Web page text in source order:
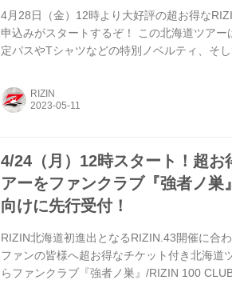
4月28日（金）12時より大好評の超お得な
申込みがスタートするぞ！ この北海道ツア
定パスやTシャツなどの特別ノベルティ、そ
海道ツアーは限定140名のみ予約可能となっ
う！ 【5/11更新】斎藤裕が北海道ツアーアン
RIZIN
4/24（月）12時スタート！超お
アーをファンクラブ『強者ノ
向けに先行受付！
RIZIN北海道初進出となるRIZIN.43開催に合
ファンの皆様へ超お得なチケット付き北海道
らファンクラブ『強者ノ巣』/RIZIN 100